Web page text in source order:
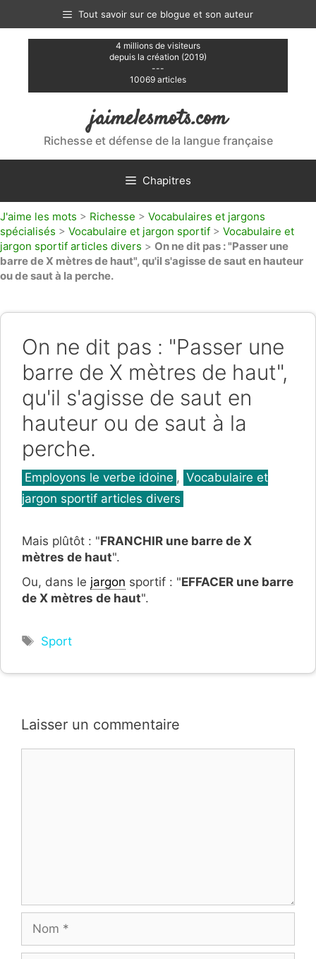
contenu
Tout savoir sur ce blogue et son auteur
4 millions de visiteurs
depuis la création (2019)
---
10069 articles
jaimelesmots.com
Richesse et défense de la langue française
Chapitres
J'aime les mots > Richesse > Vocabulaires et jargons
spécialisés > Vocabulaire et jargon sportif > Vocabulaire et
jargon sportif articles divers > On ne dit pas : "Passer une
barre de X mètres de haut", qu'il s'agisse de saut en hauteur
ou de saut à la perche.
On ne dit pas : "Passer une
barre de X mètres de haut",
qu'il s'agisse de saut en
hauteur ou de saut à la
perche.
Catégories
Employons le verbe idoine , Vocabulaire et
jargon sportif articles divers
Mais plûtôt : "FRANCHIR une barre de X
mètres de haut".
Ou, dans le jargon sportif : "EFFACER une barre
de X mètres de haut".
Étiquettes
Sport
Laisser un commentaire